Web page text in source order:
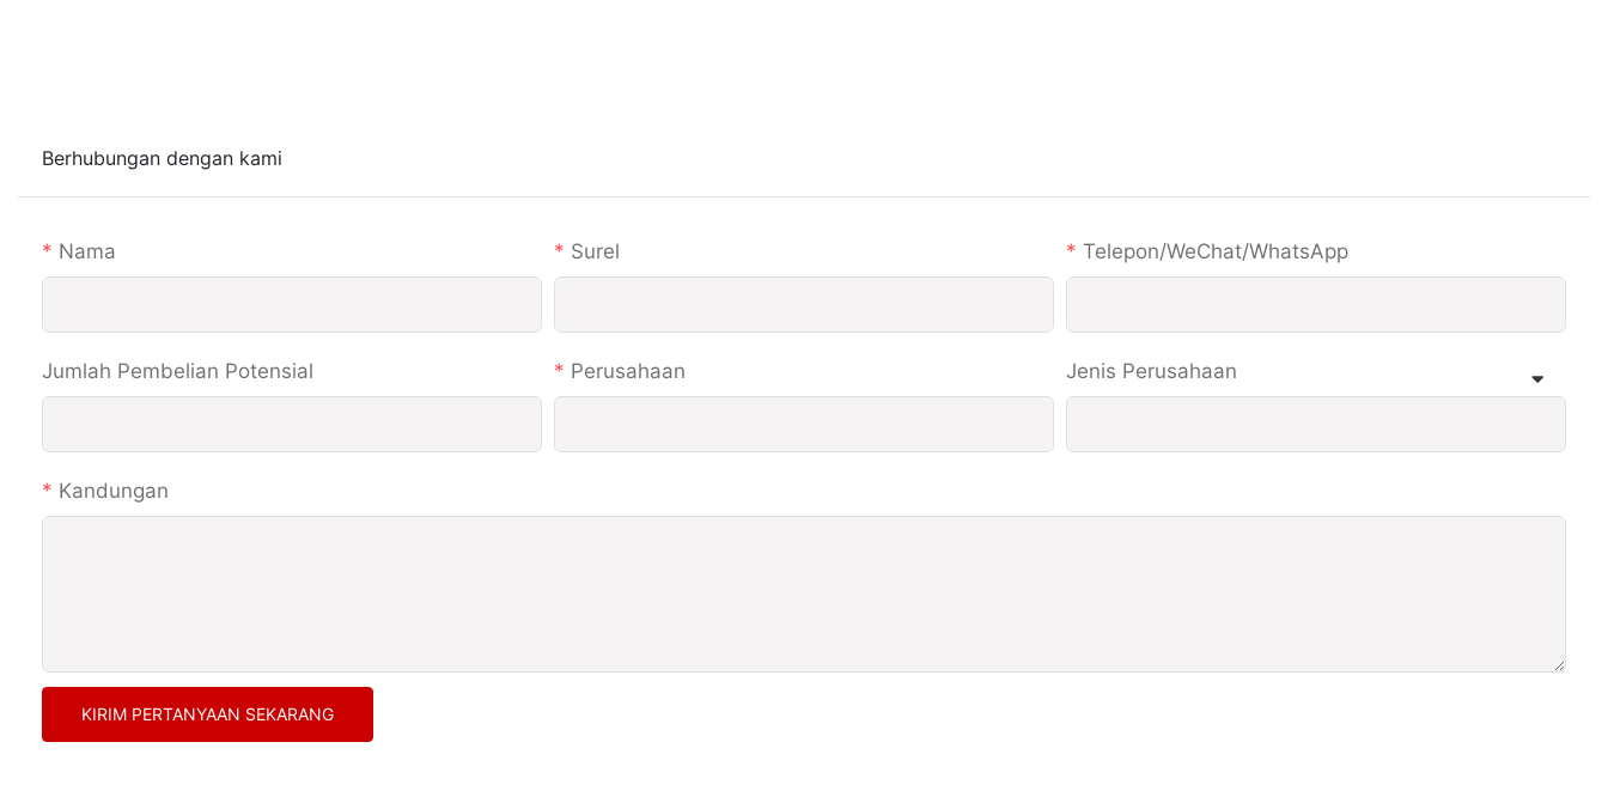
Berhubungan dengan kami
Nama Surel Telepon/WeChat/WhatsApp
Jumlah Pembelian Potensial Perusahaan Jenis Perusahaan
Kandungan
KIRIM PERTANYAAN SEKARANG